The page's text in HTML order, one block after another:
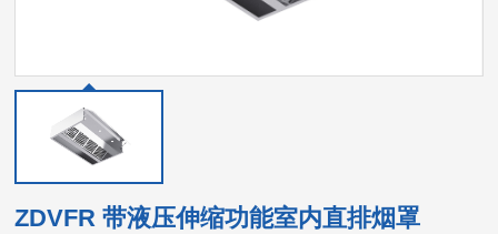
ZDVFR 带液压伸缩功能室内直排烟罩